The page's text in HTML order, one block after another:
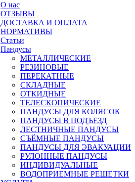
О нас
ОТЗЫВЫ
ДОСТАВКА И ОПЛАТА
НОРМАТИВЫ
Статьи
Пандусы
МЕТАЛЛИЧЕСКИЕ
РЕЗИНОВЫЕ
ПЕРЕКАТНЫЕ
СКЛАДНЫЕ
ОТКИДНЫЕ
ТЕЛЕСКОПИЧЕСКИЕ
ПАНДУСЫ ДЛЯ КОЛЯСОК
ПАНДУСЫ В ПОДЪЕЗД
ЛЕСТНИЧНЫЕ ПАНДУСЫ
CЪЁМНЫЕ ПАНДУСЫ
ПАНДУСЫ ДЛЯ ЭВАКУАЦИИ
РУЛОННЫЕ ПАНДУСЫ
ИНДИВИДУАЛЬНЫЕ
ВОДОПРИЕМНЫЕ РЕШЕТКИ